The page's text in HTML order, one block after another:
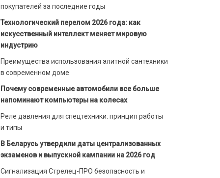
покупателей за последние годы
Технологический перелом 2026 года: как
искусственный интеллект меняет мировую
индустрию
Преимущества использования элитной сантехники
в современном доме
Почему современные автомобили все больше
напоминают компьютеры на колесах
Реле давления для спецтехники: принцип работы
и типы
В Беларусь утвердили даты централизованных
экзаменов и выпускной кампании на 2026 год
Сигнализация Стрелец-ПРО безопасность и